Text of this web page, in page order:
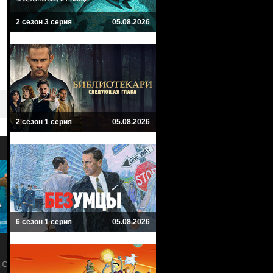
8.6
Как приручить дракона
Фэнтези, Комедия, Приключенческий,
Minecraft в кино
A Minecraft Movie
Семейный, Боевик, Комедия,
2 сезон 3 серия 05.08.2026
2 сезон 1 серия 05.08.2026
6 сезон 1 серия 05.08.2026